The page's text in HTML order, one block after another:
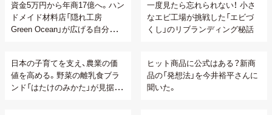
資金5万円から年商17億へ。ハン
ドメイド材料店「隠れ工房
Green Ocean」が広げる自分らし
一度見たら忘れられない！ 小さ
なエビ工場が挑戦した「エビづ
くし」のリブランディング秘話
日本の子育てを支え、農業の価
値を高める。野菜の離乳食ブラ
ンド「はたけのみかた」が見据え
ヒット商品に公式はある？新商
品の「発想法」を今井裕平さんに
聞いた。